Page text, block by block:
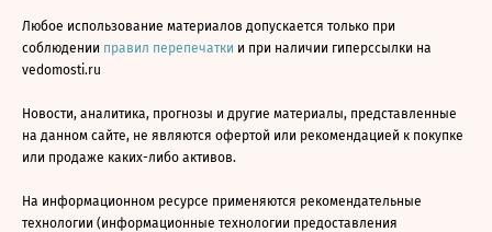
Любое использование материалов допускается только при
соблюдении правил перепечатки и при наличии гиперссылки на
vedomosti.ru
Новости, аналитика, прогнозы и другие материалы, представленные
на данном сайте, не являются офертой или рекомендацией к покупке
или продаже каких-либо активов.
На информационном ресурсе применяются рекомендательные
технологии (информационные технологии предоставления